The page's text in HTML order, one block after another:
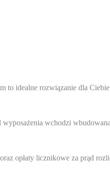
idealne rozwiązanie dla
wchodzi
opłaty licznikowe za prąd